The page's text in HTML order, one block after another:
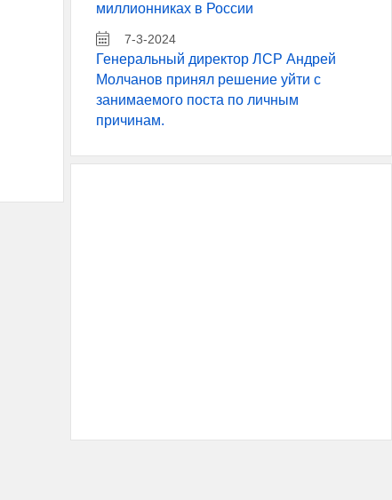
миллионниках в России
7-3-2024
Генеральный директор ЛСР Андрей
Молчанов принял решение уйти с
занимаемого поста по личным
причинам.